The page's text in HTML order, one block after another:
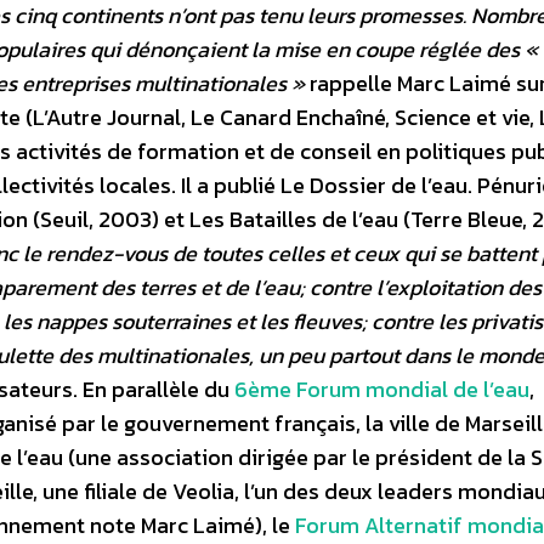
continents n’ont pas tenu leurs promesses.
qui dénonçaient la mise en coupe réglée des «
entreprises multinationales »rappelle Marc Laimé
Journal, Le Canard Enchaîné, Science et vie,
activités de formation et de conseil en politiques
locales. Il a publié Le Dossier de l’eau.
(Seuil, 2003) et Les Batailles de l’eau (Terre Bleue,
le rendez-vous de toutes celles et ceux qui se battent
des terres et de l’eau; contre l’exploitation
nappes souterraines et les fleuves; contre les
des multinationales, un peu partout dans le
En parallèle du 6ème Forum mondial de l’eau,
par le gouvernement français, la ville de
l’eau (une association dirigée par le président de la
une filiale de Veolia, l’un des deux leaders
note Marc Laimé), le Forum Alternatif